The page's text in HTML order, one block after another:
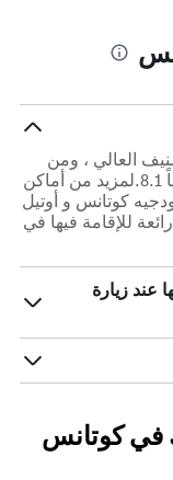
العالي ، ومن
بينها هوتل كوسيتيل كوتونس والمصنف حالياً 8.1.لمزيد من أماكن
كوتانس و أوتيل
للإقامة فيها في
عند زيارة
في كوتانس